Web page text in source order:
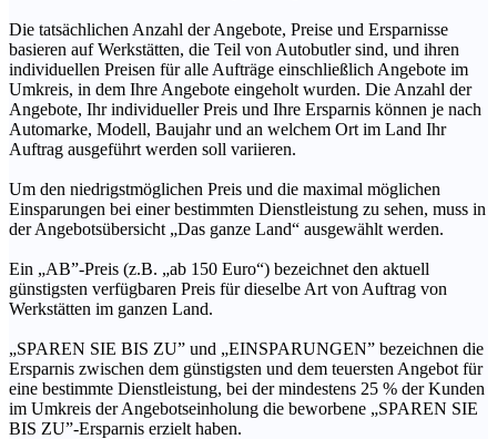
Die tatsächlichen Anzahl der Angebote, Preise und Ersparnisse
basieren auf Werkstätten, die Teil von Autobutler sind, und ihren
individuellen Preisen für alle Aufträge einschließlich Angebote im
Umkreis, in dem Ihre Angebote eingeholt wurden. Die Anzahl der
Angebote, Ihr individueller Preis und Ihre Ersparnis können je nach
Automarke, Modell, Baujahr und an welchem Ort im Land Ihr
Auftrag ausgeführt werden soll variieren.
Um den niedrigstmöglichen Preis und die maximal möglichen
Einsparungen bei einer bestimmten Dienstleistung zu sehen, muss in
der Angebotsübersicht „Das ganze Land“ ausgewählt werden.
Ein „AB”-Preis (z.B. „ab 150 Euro“) bezeichnet den aktuell
günstigsten verfügbaren Preis für dieselbe Art von Auftrag von
Werkstätten im ganzen Land.
„SPAREN SIE BIS ZU” und „EINSPARUNGEN” bezeichnen die
Ersparnis zwischen dem günstigsten und dem teuersten Angebot für
eine bestimmte Dienstleistung, bei der mindestens 25 % der Kunden
im Umkreis der Angebotseinholung die beworbene „SPAREN SIE
BIS ZU”-Ersparnis erzielt haben.